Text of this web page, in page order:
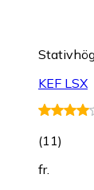
KEF LSX
(11)
fr.